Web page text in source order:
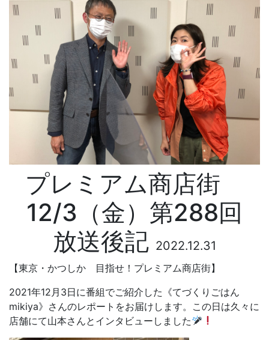
プレミアム商店街
12/3（金）第288回
放送後記 2022.12.31
【東京・かつしか 目指せ！プレミアム商店街】
2021年12 月 3日に番組でご紹介した《てづくりごはん
mikiya》さんのレポートをお届けします。この日は久々に
店舗にて山本さんとインタビューしました